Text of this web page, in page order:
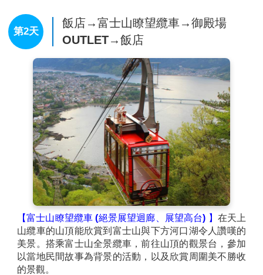
第2天
飯店→富士山瞭望纜車→御殿場
OUTLET→飯店
【富士山瞭望纜車 (絕景展望迴廊、展望高台) 】 在天上
山纜車的山頂能欣賞到富士山與下方河口湖令人讚嘆的
美景。搭乘富士山全景纜車，前往山頂的觀景台，參加
以當地民間故事為背景的活動，以及欣賞周圍美不勝收
的景觀。